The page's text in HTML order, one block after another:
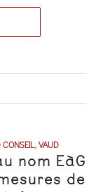
,VAUD
nom EàG
de